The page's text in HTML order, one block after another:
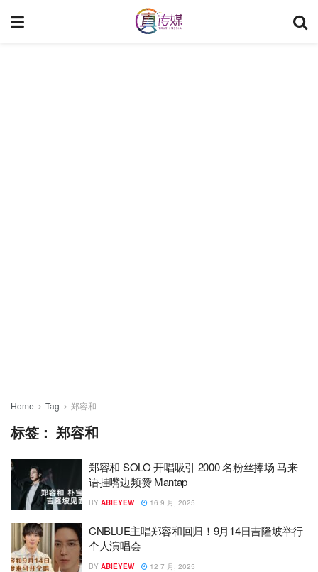
Home Tag 郑容和
标签：郑容和
郑容和 SOLO 开唱吸引 2000 名粉丝捧场 马来
语挂嘴边频赞 Mantap
BY ABIEYEW 16 9 月, 2025
CNBLUE主唱郑容和回归！9月14日吉隆坡举行
个人演唱会
BY ABIEYEW 12 7 月, 2025